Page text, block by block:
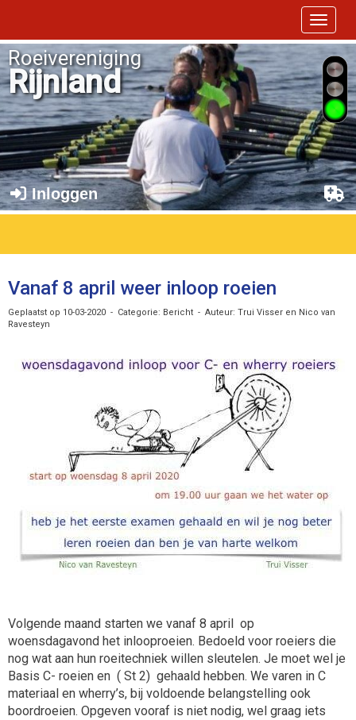
Toggle
Roeivereniging
Rijnland
Inloggen
Vanaf 8 april weer inloop roeien
Geplaatst op 10-03-2020 - Categorie: Bericht - Auteur: Trui Visser en Nico van
Ravesteyn
Volgende maand starten we vanaf 8 april op
woensdagavond het inlooproeien. Bedoeld voor roeiers die
nog wat aan hun roeitechniek willen sleutelen. Je moet wel je
Basis C- roeien en ( St 2) gehaald hebben. We varen in C
materiaal en wherry’s, bij voldoende belangstelling ook
boordroeien. Opgeven vooraf is niet nodig, wel graag iets